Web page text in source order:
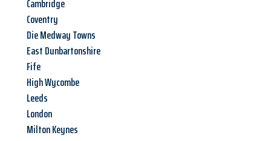
Cambridge
Coventry
Die Medway Towns
East Dunbartonshire
Fife
High Wycombe
Leeds
London
Milton Keynes